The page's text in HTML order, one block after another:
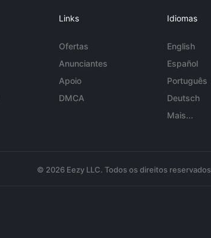
Links
Ofertas
Anunciantes
Apoio
DMCA
Idiomas
English
Español
Português
Deutsch
Mais...
© 2026 Eezy LLC. Todos os direitos reservados